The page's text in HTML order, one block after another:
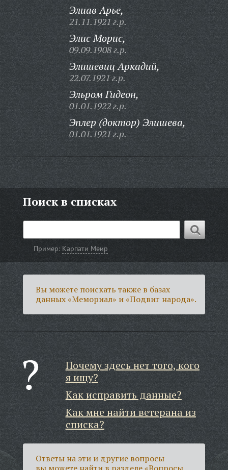
Элиав Арье,
21.11.1921 г.р.
Элис Морис,
09.09.1908 г.р.
Элишевиц Аркадий,
22.07.1921 г.р.
Эльром Гидеон,
01.01.1922 г.р.
Эплер (доктор) Элишева,
01.01.1921 г.р.
Поиск в списках
Пример: Карпати Меир
Вы можете поискать также в базах
данных «Мемориал» и «Подвиг народа».
Почему здесь нет того, кого
я ищу?
Как исправить данные?
Как мне найти ветерана из
списка?
Ответы на эти и другие вопросы